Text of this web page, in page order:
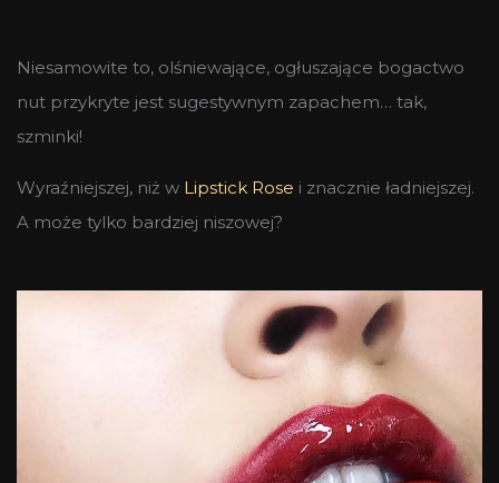
Niesamowite to, olśniewające, ogłuszające bogactwo
nut przykryte jest sugestywnym zapachem… tak,
szminki!
Wyraźniejszej, niż w Lipstick Rose i znacznie ładniejszej.
A może tylko bardziej niszowej?